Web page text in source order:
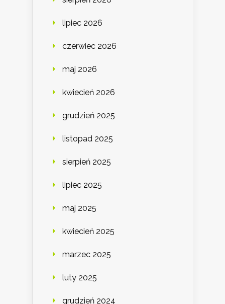
lipiec 2026
czerwiec 2026
maj 2026
kwiecień 2026
grudzień 2025
listopad 2025
sierpień 2025
lipiec 2025
maj 2025
kwiecień 2025
marzec 2025
luty 2025
grudzień 2024